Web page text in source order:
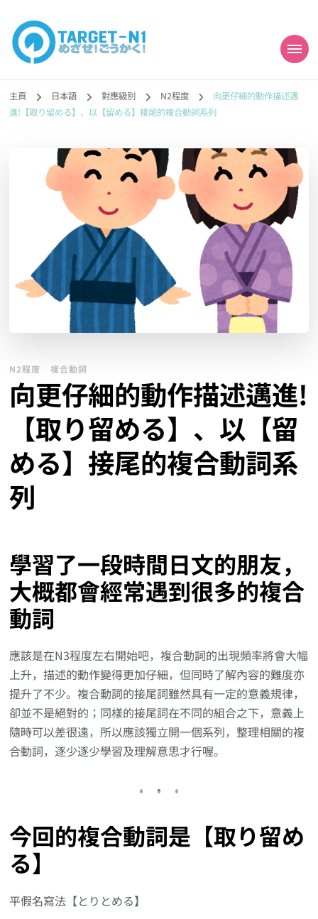
目標!!日本語能力試
N1合格
勉強コンテンツも追加予定!!】
主頁 日本語 對應級別 N2程度
向更仔細的動作描述邁
進!【取り留める】、以【留める】接尾的複合動詞系列
N2程度 複合動詞
向更仔細的動作描述邁進!
【取り留める】、以【留
める】接尾的複合動詞系
列
學習了一段時間日文的朋友，
大概都會經常遇到很多的複合
動詞
應該是在N3程度左右開始吧，複合動詞的出現頻率將會大幅
上升，描述的動作變得更加仔細，但同時了解內容的難度亦
提升了不少。複合動詞的接尾詞雖然具有一定的意義規律，
卻並不是絕對的；同樣的接尾詞在不同的組合之下，意義上
隨時可以差很遠，所以應該獨立開一個系列，整理相關的複
合動詞，逐少逐少學習及理解意思才行喔。
今回的複合動詞是【取り留め
る】
平假名寫法【とりとめる】